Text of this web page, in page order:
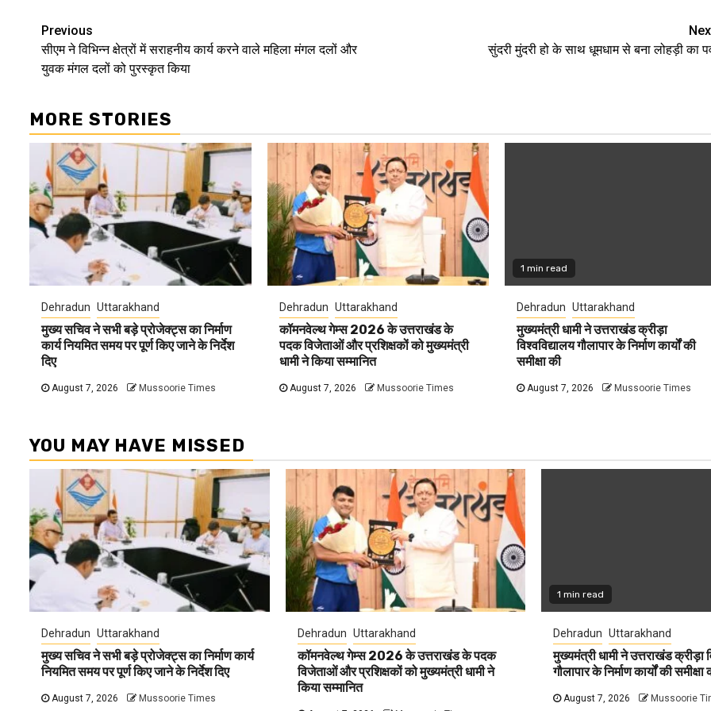
Continue
Reading
Previous
सीएम ने विभिन्न क्षेत्रों में सराहनीय कार्य करने वाले महिला मंगल दलों और
युवक मंगल दलों को पुरस्कृत किया
सुंदरी मुंदरी हो के साथ धूमधाम से बना लोहड़ी का
MORE STORIES
Dehradun Uttarakhand
मुख्य सचिव ने सभी बड़े प्रोजेक्ट्स का निर्माण
कार्य नियमित समय पर पूर्ण किए जाने के निर्देश
दिए
August 7, 2026 Mussoorie Times
Dehradun Uttarakhand
कॉमनवेल्थ गेम्स 2026 के उत्तराखंड के
पदक विजेताओं और प्रशिक्षकों को मुख्यमंत्री
धामी ने किया सम्मानित
August 7, 2026 Mussoorie Times
1 min read
Dehradun Uttarakhand
मुख्यमंत्री धामी ने उत्तराखंड क्रीड़ा
विश्वविद्यालय गौलापार के निर्माण कार्यों की
समीक्षा की
August 7, 2026 Mussoorie Times
YOU MAY HAVE MISSED
Dehradun Uttarakhand
मुख्य सचिव ने सभी बड़े प्रोजेक्ट्स का निर्माण कार्य
नियमित समय पर पूर्ण किए जाने के निर्देश दिए
August 7, 2026 Mussoorie Times
Dehradun Uttarakhand
कॉमनवेल्थ गेम्स 2026 के उत्तराखंड के पदक
विजेताओं और प्रशिक्षकों को मुख्यमंत्री धामी ने
किया सम्मानित
1 min read
Dehradun Uttarakhand
मुख्यमंत्री धामी ने उत्तराखंड क्रीड़ा
गौलापार के निर्माण कार्यों की समीक्षा
August 7, 2026 Mussoorie